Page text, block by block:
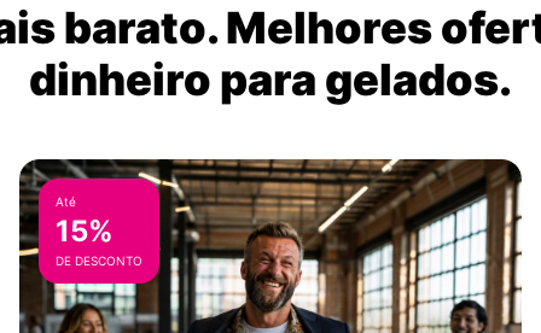
barato. Melhores
dinheiro para gelados.
Até
15%
DE DESCONTO